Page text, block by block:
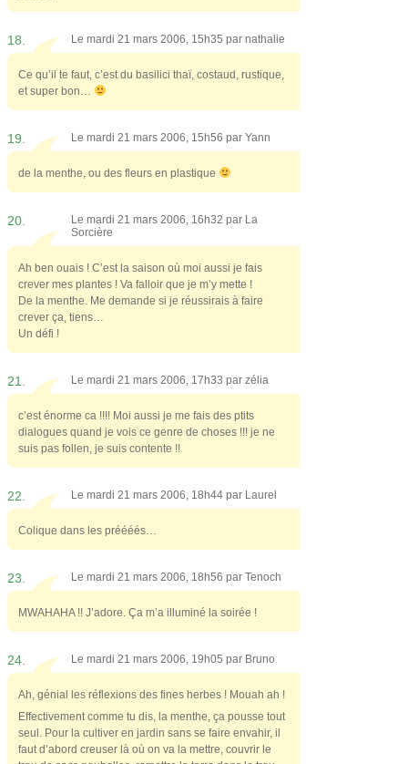
18. Le mardi 21 mars 2006, 15h35 par nathalie
Ce qu’il te faut, c’est du basilici thaï, costaud, rustique,
et super bon…
19. Le mardi 21 mars 2006, 15h56 par Yann
de la menthe, ou des fleurs en plastique
20. Le mardi 21 mars 2006, 16h32 par La
Sorcière
Ah ben ouais ! C’est la saison où moi aussi je fais
crever mes plantes ! Va falloir que je m’y mette !
De la menthe. Me demande si je réussirais à faire
crever ça, tiens…
Un défi !
21. Le mardi 21 mars 2006, 17h33 par zélia
c’est énorme ca !!!! Moi aussi je me fais des ptits
dialogues quand je vois ce genre de choses !!! je ne
suis pas follen, je suis contente !!
22. Le mardi 21 mars 2006, 18h44 par Laurel
Colique dans les préééés…
23. Le mardi 21 mars 2006, 18h56 par Tenoch
MWAHAHA !! J’adore. Ça m’a illuminé la soirée !
24. Le mardi 21 mars 2006, 19h05 par Bruno
Ah, génial les réflexions des fines herbes ! Mouah ah !
Effectivement comme tu dis, la menthe, ça pousse tout
seul. Pour la cultiver en jardin sans se faire envahir, il
faut d’abord creuser là où on va la mettre, couvrir le